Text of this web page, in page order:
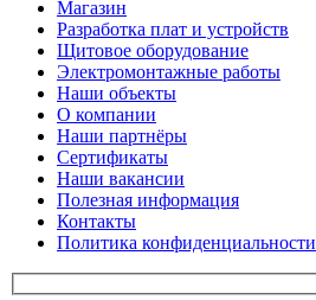
Магазин
Разработка плат и устройств
Щитовое оборудование
Электромонтажные работы
Наши объекты
О компании
Наши партнёры
Сертификаты
Наши вакансии
Полезная информация
Контакты
Политика конфиденциальности